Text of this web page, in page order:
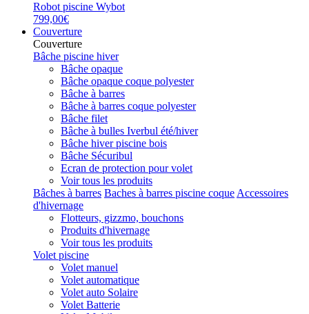
Robot piscine Wybot
799,00€
Couverture
Couverture
Bâche piscine hiver
Bâche opaque
Bâche opaque coque polyester
Bâche à barres
Bâche à barres coque polyester
Bâche filet
Bâche à bulles Iverbul été/hiver
Bâche hiver piscine bois
Bâche Sécuribul
Ecran de protection pour volet
Voir tous les produits
Bâches à barres Baches à barres piscine coque Accessoires
d'hivernage
Flotteurs, gizzmo, bouchons
Produits d'hivernage
Voir tous les produits
Volet piscine
Volet manuel
Volet automatique
Volet auto Solaire
Volet Batterie